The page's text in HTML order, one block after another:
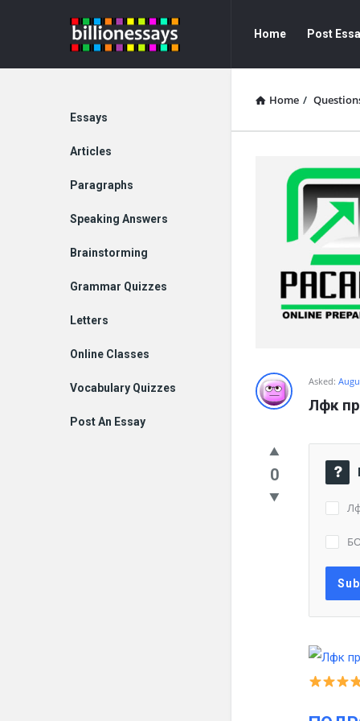
Billion
Essays
Essays
Navigation
Home Post
Home /
Asked:
Лфк
0
Explore
Essays
Articles
Paragraphs
Speaking Answers
Brainstorming
Grammar Quizzes
Letters
Online Classes
Vocabulary Quizzes
Post An Essay